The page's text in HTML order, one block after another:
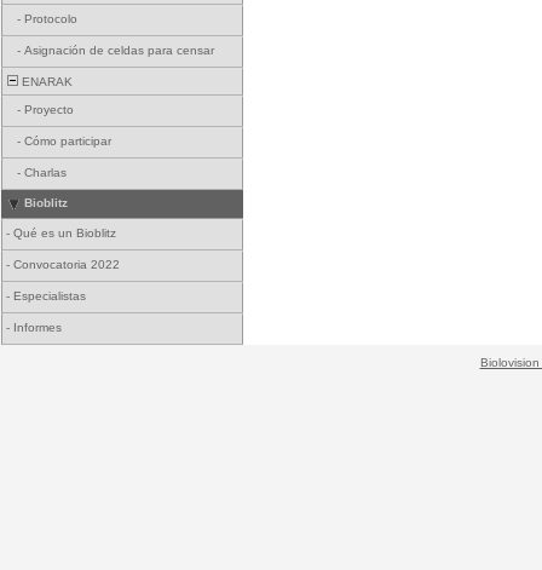
- Protocolo
- Asignación de celdas para censar
ENARAK
- Proyecto
- Cómo participar
- Charlas
Bioblitz
- Qué es un Bioblitz
- Convocatoria 2022
- Especialistas
- Informes
Biolovision